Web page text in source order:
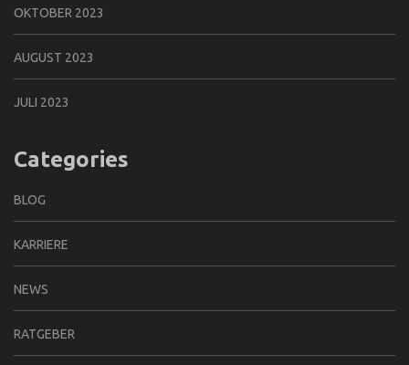
OKTOBER 2023
AUGUST 2023
JULI 2023
Categories
BLOG
KARRIERE
NEWS
RATGEBER